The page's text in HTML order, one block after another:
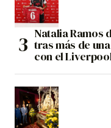
Natalia Ramos
tras más de
con el